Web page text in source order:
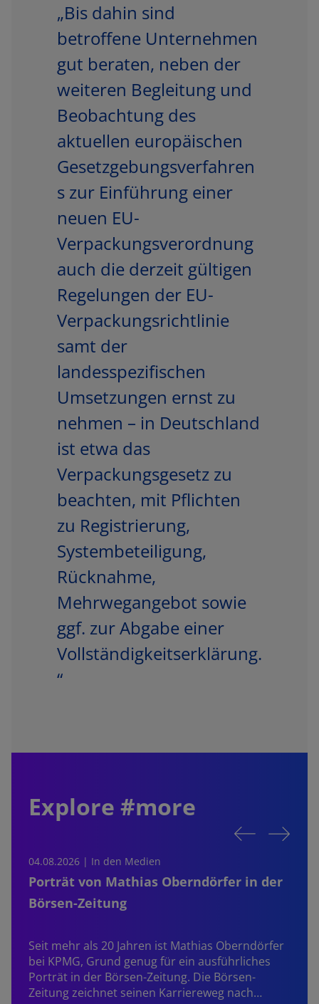
„Bis dahin sind
betroffene Unternehmen
gut beraten, neben der
weiteren Begleitung und
Beobachtung des
aktuellen europäischen
Gesetzgebungsverfahren
s zur Einführung einer
neuen EU-
Verpackungsverordnung
auch die derzeit gültigen
Regelungen der EU-
Verpackungsrichtlinie
samt der
landesspezifischen
Umsetzungen ernst zu
nehmen – in Deutschland
ist etwa das
Verpackungsgesetz zu
beachten, mit Pflichten
zu Registrierung,
Systembeteiligung,
Rücknahme,
Mehrwegangebot sowie
ggf. zur Abgabe einer
Vollständigkeitserklärung.
“
Explore #more
04.08.2026 | In den Medien
Porträt von Mathias Oberndörfer in der
Börsen-Zeitung
Seit mehr als 20 Jahren ist Mathias Oberndörfer
bei KPMG, Grund genug für ein ausführliches
Porträt in der Börsen-Zeitung. Die Börsen-
Zeitung zeichnet seinen Karriereweg nach…